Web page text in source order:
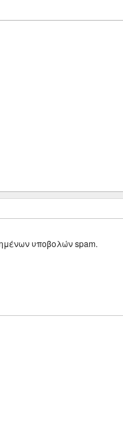
υποβολών spam.